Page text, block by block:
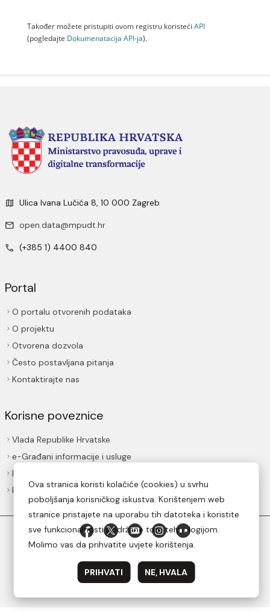
Također možete pristupiti ovom registru koristeći API
(pogledajte Dokumenаtаcijа API-jа).